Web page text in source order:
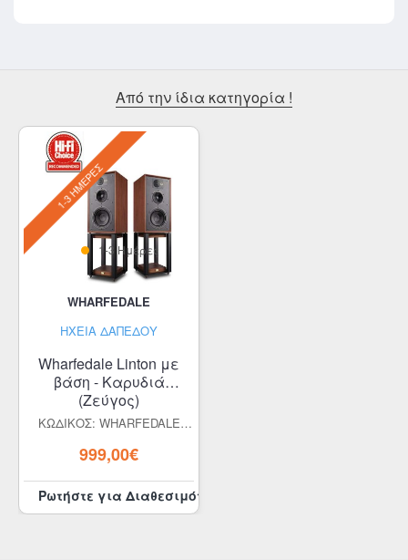
Από την ίδια κατηγορία !
1-3 ΗΜΈΡΕΣ
WHARFEDALE
ΗΧΕΊΑ ΔΑΠΈΔΟΥ
Wharfedale Linton με
βάση - Καρυδιά
(Ζεύγος)
ΚΩΔΙΚΌΣ: WHARFEDALE
VENEER (PAIR)
999,00€
1-3 Ημέρες
Ρωτήστε για Διαθεσιμότητα